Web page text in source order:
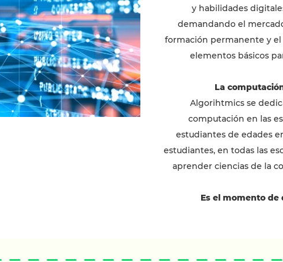
y habilidades
demandando el
formación permanente y el
elementos básicos
La
Algorihtmics se
computación en las
estudiantes de edades
estudiantes, en todas las
aprender ciencias de la
Es el momento de